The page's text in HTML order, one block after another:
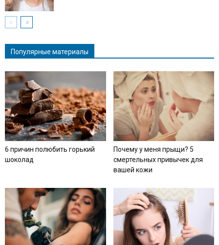
Популярные материалы
6 причин полюбить горький
шоколад
Почему у меня прыщи? 5
смертельных привычек для
вашей кожи